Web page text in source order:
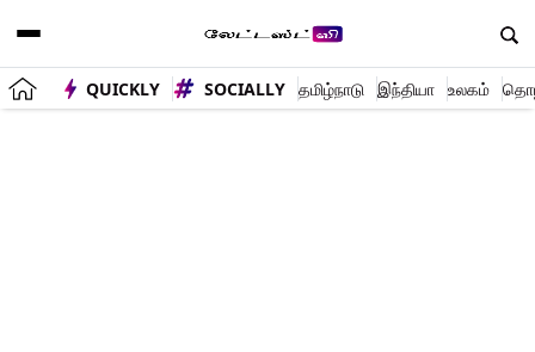
QUICKLY SOCIALLY தமிழ்நாடு இந்தியா உலகம்